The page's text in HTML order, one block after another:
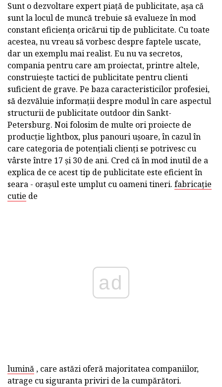
Sunt o dezvoltare expert piață de publicitate, așa că
sunt la locul de muncă trebuie să evalueze în mod
constant eficiența oricărui tip de publicitate. Cu toate
acestea, nu vreau să vorbesc despre faptele uscate,
dar un exemplu mai realist. Eu nu va secretos,
compania pentru care am proiectat, printre altele,
construiește tactici de publicitate pentru clienti
suficient de grave. Pe baza caracteristicilor profesiei,
să dezvăluie informații despre modul în care aspectul
structurii de publicitate outdoor din Sankt-
Petersburg. Noi folosim de multe ori proiecte de
producție lightbox, plus panouri ușoare, în cazul în
care categoria de potențiali clienți se potrivesc cu
vârste între 17 și 30 de ani. Cred că în mod inutil de a
explica de ce acest tip de publicitate este eficient în
seara - orașul este umplut cu oameni tineri. fabricație
cutie de
ad
lumină , care astăzi oferă majoritatea companiilor,
atrage cu siguranta priviri de la cumpărători.